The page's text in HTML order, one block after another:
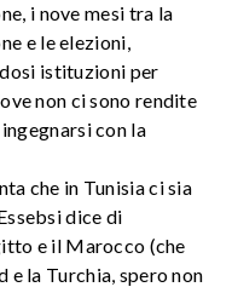
i nove mesi tra la
e le elezioni,
istituzioni per
non ci sono rendite
con la
che in Tunisia ci sia
dice di
e il Marocco (che
e la Turchia, spero non